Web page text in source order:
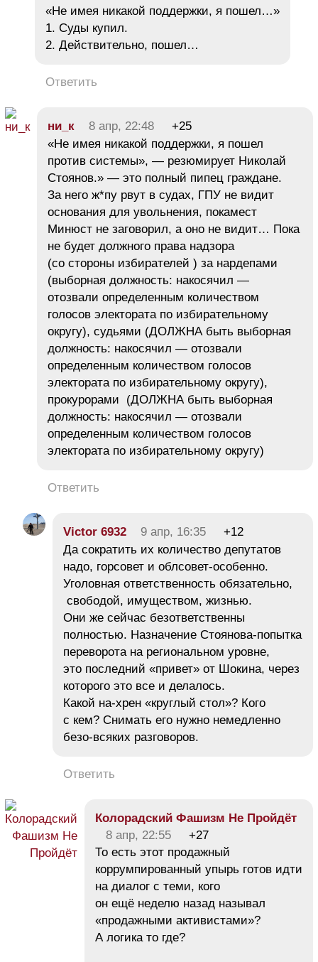
«Не имея никакой поддержки, я пошел…»
1. Суды купил.
2. Действительно, пошел…
Ответить
ни_к 8 апр, 22:48
+25
«Не имея никакой поддержки, я пошел
против системы», — резюмирует Николай
Стоянов.» — это полный пипец граждане.
За него ж*пу рвут в судах, ГПУ не видит
основания для увольнения, покамест
Минюст не заговорил, а оно не видит… Пока
не будет должного права надзора
(со стороны избирателей ) за нардепами
(выборная должность: накосячил —
отозвали определенным количеством
голосов электората по избирательному
округу), судьями (ДОЛЖНА быть выборная
должность: накосячил — отозвали
определенным количеством голосов
электората по избирательному округу),
прокурорами (ДОЛЖНА быть выборная
должность: накосячил — отозвали
определенным количеством голосов
электората по избирательному округу)
Ответить
Victor 6932 9 апр, 16:35
+12
Да сократить их количество депутатов
надо, горсовет и облсовет-особенно.
Уголовная ответственность обязательно,
свободой, имуществом, жизнью.
Они же сейчас безответственны
полностью. Назначение Стоянова-попытка
переворота на региональном уровне,
это последний «привет» от Шокина, через
которого это все и делалось.
Какой на-хрен «круглый стол»? Кого
с кем? Cнимать его нужно немедленно
безо-всяких разговоров.
Ответить
Колорадский Фашизм Не Пройдёт
8 апр, 22:55
+27
То есть этот продажный
коррумпированный упырь готов идти
на диалог с теми, кого
он ещё неделю назад называл
«продажными активистами»?
А логика то где?